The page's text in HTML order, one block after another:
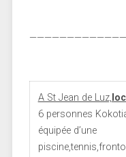
A St Jean de Luz,
6 personnes
équipée d’une